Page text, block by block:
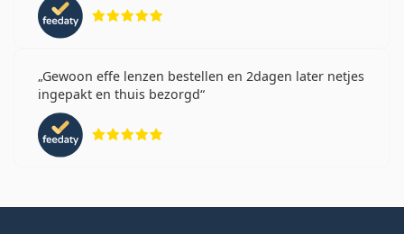
Gewoon effe lenzen bestellen en 2dagen later netjes
ingepakt en thuis bezorgd